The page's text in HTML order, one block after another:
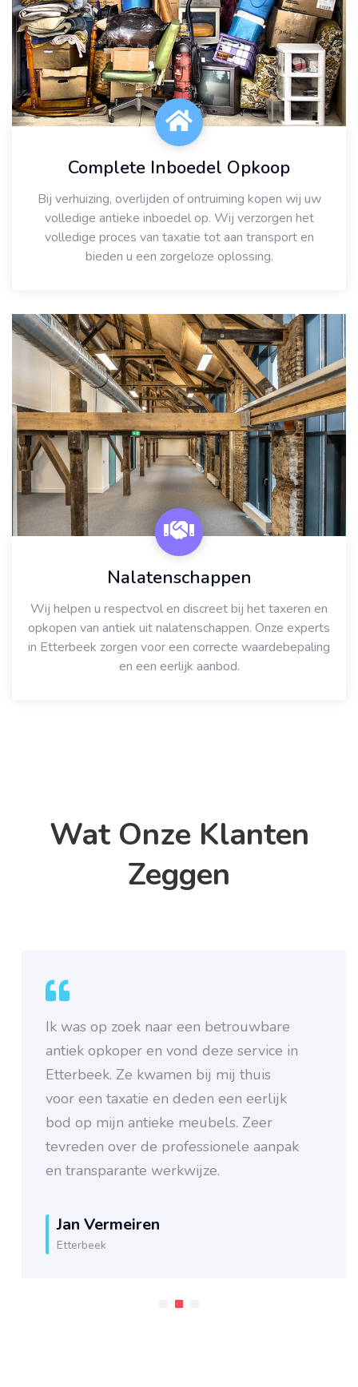
Complete Inboedel Opkoop
Bij verhuizing, overlijden of ontruiming kopen wij uw
volledige antieke inboedel op. Wij verzorgen het
volledige proces van taxatie tot aan transport en
bieden u een zorgeloze oplossing.
Nalatenschappen
Wij helpen u respectvol en discreet bij het taxeren en
opkopen van antiek uit nalatenschappen. Onze experts
in Etterbeek zorgen voor een correcte waardebepaling
en een eerlijk aanbod.
Wat Onze Klanten
Zeggen
Ik was op zoek naar een betrouwbare
antiek opkoper en vond deze service in
Etterbeek. Ze kwamen bij mij thuis
voor een taxatie en deden een eerlijk
bod op mijn antieke meubels. Zeer
tevreden over de professionele aanpak
en transparante werkwijze.
Jan Vermeiren
Etterbeek